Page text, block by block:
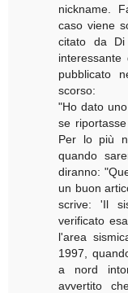
nickname.
caso viene
citato da Di
interessante
pubblicato
scorso:
"Ho dato
se
Per lo più
quando
diranno:
un buon
scrive: 'Il
verificato
l'area
1997,
a nord
avvertito